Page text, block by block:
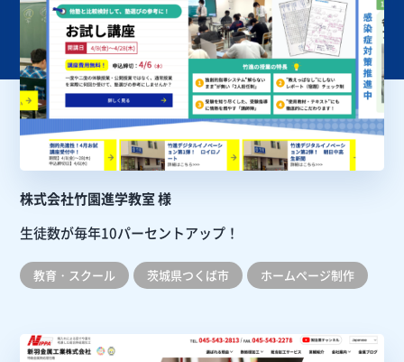
株式会社竹園進学教室 様
生徒数が毎年10パーセントアップ！
教育・スクール 茨城県つくば市 ホームぺージ制作